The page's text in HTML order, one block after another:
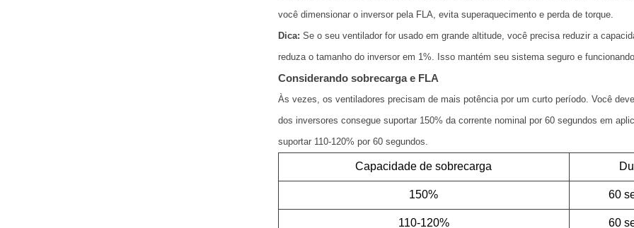
você dimensionar o inversor pela FLA, evita superaquecimento e perda de torque.
Dica: Se o seu ventilador for usado em grande altitude, você precisa reduzir a
reduza o tamanho do inversor em 1%. Isso mantém seu sistema seguro e
Considerando sobrecarga e FLA
Às vezes, os ventiladores precisam de mais potência por um curto período. Você
dos inversores consegue suportar 150% da corrente nominal por 60 segundos em
suportar 110-120% por 60 segundos.
Capacidade de sobrecarga
150% 60
110-120% 60